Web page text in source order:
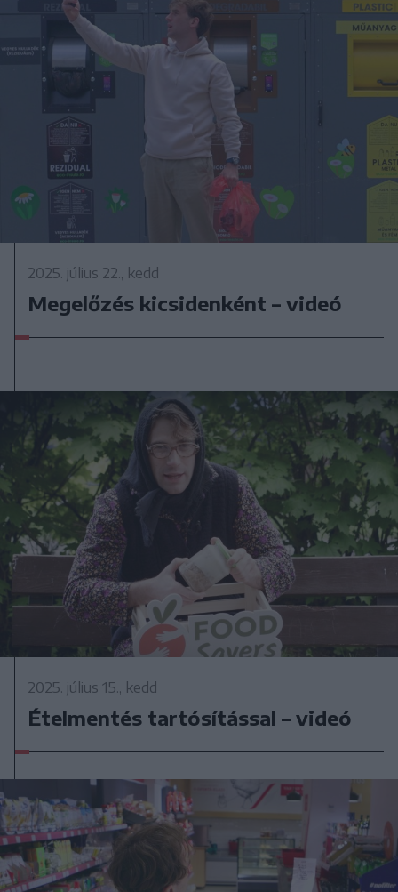
2025. július 22., kedd
Megelőzés kicsidenként – videó
2025. július 15., kedd
Ételmentés tartósítással – videó